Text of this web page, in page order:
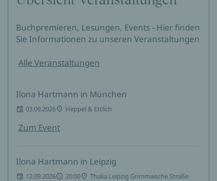
Buchpremieren, Lesungen, Events - Hier finden
Sie Informationen zu unseren Veranstaltungen
Alle Veranstaltungen
Ilona Hartmann in München
03.09.2026 Heppel & Ettlich
Zum Event
Ilona Hartmann in Leipzig
12.09.2026 20:00 Thalia Leipzig Grimmaische Straße